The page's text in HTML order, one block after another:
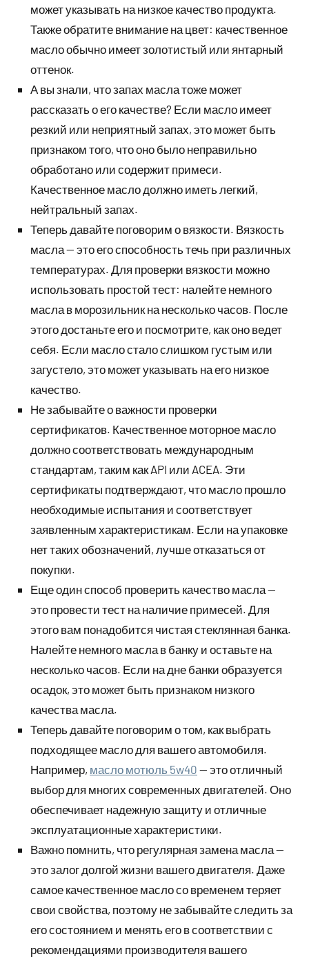
может указывать на низкое качество продукта.
Также обратите внимание на цвет: качественное
масло обычно имеет золотистый или янтарный
оттенок.
А вы знали, что запах масла тоже может
рассказать о его качестве? Если масло имеет
резкий или неприятный запах, это может быть
признаком того, что оно было неправильно
обработано или содержит примеси.
Качественное масло должно иметь легкий,
нейтральный запах.
Теперь давайте поговорим о вязкости. Вязкость
масла — это его способность течь при различных
температурах. Для проверки вязкости можно
использовать простой тест: налейте немного
масла в морозильник на несколько часов. После
этого достаньте его и посмотрите, как оно ведет
себя. Если масло стало слишком густым или
загустело, это может указывать на его низкое
качество.
Не забывайте о важности проверки
сертификатов. Качественное моторное масло
должно соответствовать международным
стандартам, таким как API или ACEA. Эти
сертификаты подтверждают, что масло прошло
необходимые испытания и соответствует
заявленным характеристикам. Если на упаковке
нет таких обозначений, лучше отказаться от
покупки.
Еще один способ проверить качество масла —
это провести тест на наличие примесей. Для
этого вам понадобится чистая стеклянная банка.
Налейте немного масла в банку и оставьте на
несколько часов. Если на дне банки образуется
осадок, это может быть признаком низкого
качества масла.
Теперь давайте поговорим о том, как выбрать
подходящее масло для вашего автомобиля.
Например, масло мотюль 5w40 — это отличный
выбор для многих современных двигателей. Оно
обеспечивает надежную защиту и отличные
эксплуатационные характеристики.
Важно помнить, что регулярная замена масла —
это залог долгой жизни вашего двигателя. Даже
самое качественное масло со временем теряет
свои свойства, поэтому не забывайте следить за
его состоянием и менять его в соответствии с
рекомендациями производителя вашего